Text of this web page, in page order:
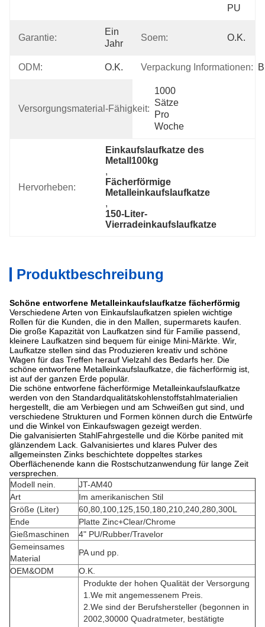
PU
Garantie:
Ein
Jahr
Soem: O.K.
ODM: O.K. Verpackung Informationen:
Versorgungsmaterial-Fähigkeit:
1000
Sätze
Pro
Woche
Hervorheben:
Einkaufslaufkatze des
Metall100kg
,
Fächerförmige
Metalleinkaufslaufkatze
,
150-Liter-
Vierradeinkaufslaufkatze
Produktbeschreibung
Schöne entworfene Metalleinkaufslaufkatze fächerförmig
Verschiedene Arten von Einkaufslaufkatzen spielen wichtige
Rollen für die Kunden, die in den Mallen, supermarets kaufen.
Die große Kapazität von Laufkatzen sind für Familie passend,
kleinere Laufkatzen sind bequem für einige Mini-Märkte. Wir,
Laufkatze stellen sind das Produzieren kreativ und schöne
Wagen für das Treffen herauf Vielzahl des Bedarfs her. Die
schöne entworfene Metalleinkaufslaufkatze, die fächerförmig ist,
ist auf der ganzen Erde populär.
Die schöne entworfene fächerförmige Metalleinkaufslaufkatze
werden von den Standardqualitätskohlenstoffstahlmaterialien
hergestellt, die am Verbiegen und am Schweißen gut sind, und
verschiedene Strukturen und Formen können durch die Entwürfe
und die Winkel von Einkaufswagen gezeigt werden.
Die galvanisierten StahlFahrgestelle und die Körbe panited mit
glänzendem Lack. Galvanisiertes und klares Pulver des
allgemeinsten Zinks beschichtete doppeltes starkes
Oberflächenende kann die Rostschutzanwendung für lange Zeit
versprechen.
Modell nein.
JT-AM40
Art
Im amerikanischen Stil
Größe (Liter)
60,80,100,125,150,180,210,240,280,300L
Ende
Platte Zinc+Clear/Chrome
Gießmaschinen
4" PU/Rubber/Travelor
Gemeinsames
Material
PA und pp.
OEM&ODM
O.K.
Produkte der hohen Qualität der Versorgung
1.We mit angemessenem Preis.
2.We sind der Berufshersteller (begonnen in
2002,30000 Quadratmeter, bestätigte